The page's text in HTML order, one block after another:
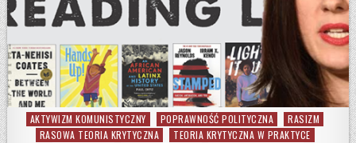
Posted in
AKTYWIZM KOMUNISTYCZNY POPRAWNOŚĆ POLITYCZNA
RASIZM
RASOWA TEORIA KRYTYCZNA
TEORIA KRYTYCZNA W PRAKTYCE